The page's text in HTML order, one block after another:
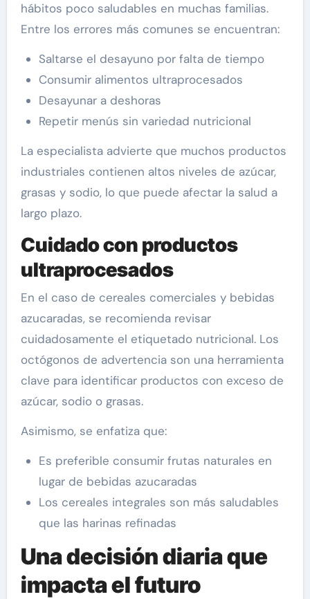
hábitos poco saludables en muchas familias.
Entre los errores más comunes se encuentran:
Saltarse el desayuno por falta de tiempo
Consumir alimentos ultraprocesados
Desayunar a deshoras
Repetir menús sin variedad nutricional
La especialista advierte que muchos productos
industriales contienen altos niveles de azúcar,
grasas y sodio, lo que puede afectar la salud a
largo plazo.
Cuidado con productos
ultraprocesados
En el caso de cereales comerciales y bebidas
azucaradas, se recomienda revisar
cuidadosamente el etiquetado nutricional. Los
octógonos de advertencia son una herramienta
clave para identificar productos con exceso de
azúcar, sodio o grasas.
Asimismo, se enfatiza que:
Es preferible consumir frutas naturales en
lugar de bebidas azucaradas
Los cereales integrales son más saludables
que las harinas refinadas
Una decisión diaria que
impacta el futuro